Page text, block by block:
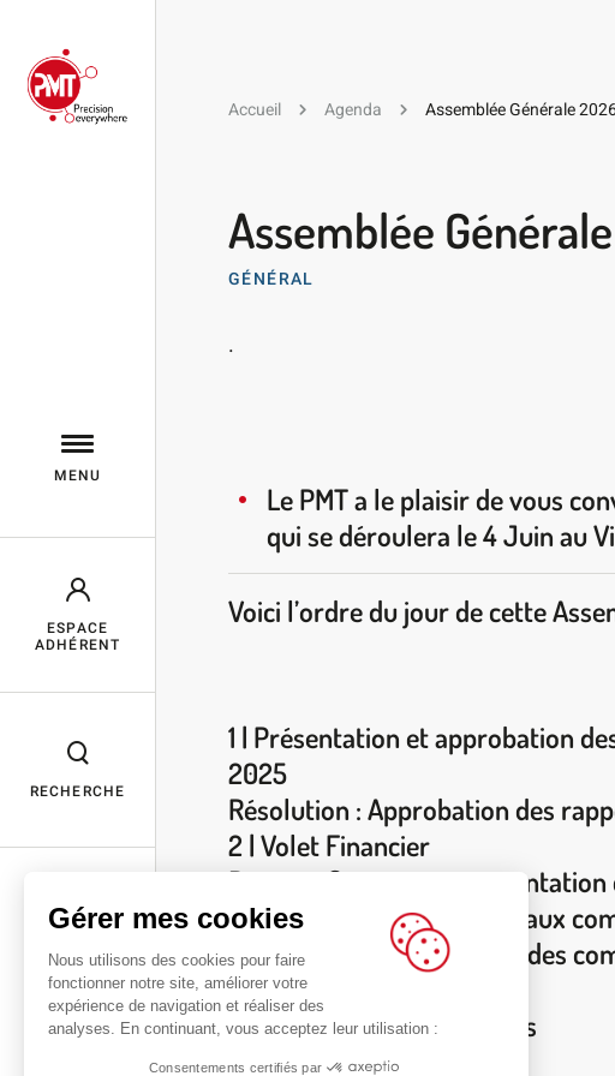
MENU
ESPACE
ADHÉRENT
RECHERCHE
Accueil Agenda Assemblée Générale
Assemblée
GÉNÉRAL
.
Le PMT a le plaisir de vous
qui se déroulera le 4 Juin au
Voici l’ordre du jour de cette
1 | Présentation et approbation
2025
Résolution : Approbation des
2 | Volet Financier
Rapport financier et
Rapports du commissaire aux
Résolutions : Approbation des
du résultat
3 | Interventions Adhérents
4 | Actualités 2026
Gérer mes cookies
Nous utilisons des cookies pour faire
fonctionner notre site, améliorer votre
expérience de navigation et réaliser des
analyses. En continuant, vous acceptez leur utilisation :
Consentements certifiés par